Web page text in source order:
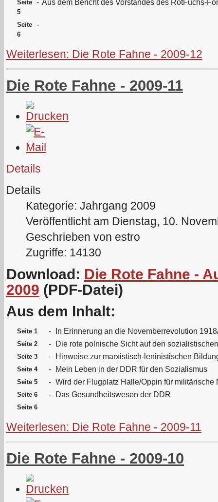
Seite
5
- Aus dem Bericht des Vorstandes des RotFuchs-
Seite
6
-
Weiterlesen: Die Rote Fahne - 2009-12
Die Rote Fahne - 2009-11
Details
Details
Kategorie: Jahrgang 2009
Veröffentlicht am Dienstag, 10.
Geschrieben von estro
Zugriffe: 14130
Download: Die Rote Fahne -
2009 (PDF-Datei)
Aus dem Inhalt:
Seite 1 - In Erinnerung an die Novemberrevolution
Seite 2 - Die rote polnische Sicht auf den
Seite 3 - Hinweise zur marxistisch-leninistischen
Seite 4 - Mein Leben in der DDR für den Sozialismus
Seite 5 - Wird der Flugplatz Halle/Oppin für militärische
Seite 6 - Das Gesundheitswesen der DDR
Seite 6
Weiterlesen: Die Rote Fahne - 2009-11
Die Rote Fahne - 2009-10